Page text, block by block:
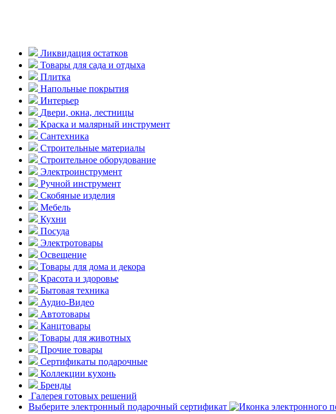
Ликвидация остатков
Товары для сада и отдыха
Плитка
Напольные покрытия
Интерьер
Двери, окна, лестницы
Краска и малярный инструмент
Сантехника
Строительные материалы
Строительное оборудование
Электроинструмент
Ручной инструмент
Скобяные изделия
Мебель
Кухни
Посуда
Электротовары
Освещение
Товары для дома и декора
Красота и здоровье
Бытовая техника
Аудио-Видео
Автотовары
Канцтовары
Товары для животных
Прочие товары
Сертификаты подарочные
Коллекции кухонь
Бренды
Галерея готовых решений
Выберите электронный подарочный сертификат